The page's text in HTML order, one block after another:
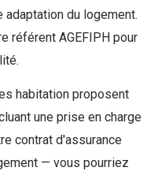
adaptation du logement.
référent AGEFIPH pour
habitation proposent
une prise en charge
contrat d'assurance
— vous pourriez